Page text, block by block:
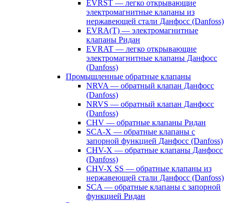
EVRST — легко открывающие
электромагнитные клапаны из
нержавеющей стали Данфосс (Danfoss)
EVRA(T) — электромагнитные
клапаны Ридан
EVRAT — легко открывающие
электромагнитные клапаны Данфосс
(Danfoss)
Промышленные обратные клапаны
NRVA — обратный клапан Данфосс
(Danfoss)
NRVS — обратный клапан Данфосс
(Danfoss)
CHV — обратные клапаны Ридан
SCA-X — обратные клапаны с
запорной функцией Данфосс (Danfoss)
CHV-X — обратные клапаны Данфосс
(Danfoss)
CHV-X SS — обратные клапаны из
нержавеющей стали Данфосс (Danfoss)
SCA — обратные клапаны с запорной
функцией Ридан